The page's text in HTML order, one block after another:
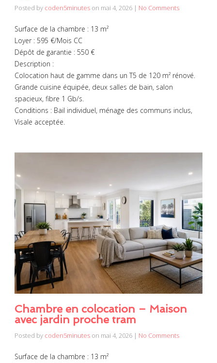
Posted by coden5minutes on mai 4, 2026 | No Comments
Surface de la chambre : 13 m²
Loyer : 595 €/Mois CC
Dépôt de garantie : 550 €
Description :
Colocation haut de gamme dans un T5 de 120 m² rénové.
Grande cuisine équipée, deux salles de bain, salon
spacieux, fibre 1 Gb/s.
Conditions : Bail individuel, ménage des communs inclus,
Visale acceptée.
Chambre en colocation – Maison
avec jardin proche tram
Posted by coden5minutes on mai 4, 2026 | No Comments
Surface de la chambre : 13 m²